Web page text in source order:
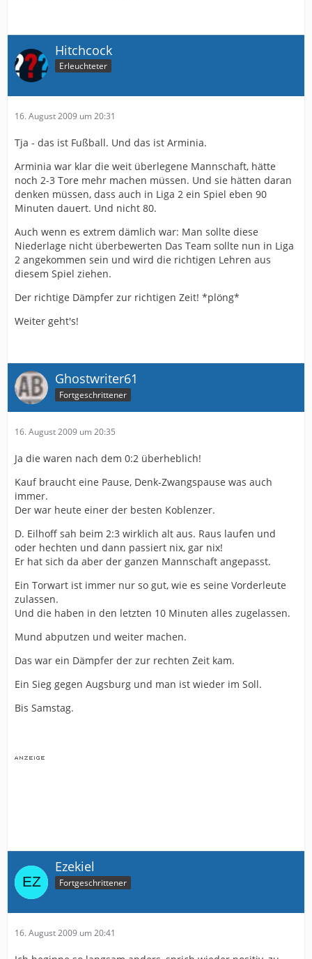
Hitchcock
Erleuchteter
16. August 2009 um 20:31
Tja - das ist Fußball. Und das ist Arminia.
Arminia war klar die weit überlegene Mannschaft, hätte
noch 2-3 Tore mehr machen müssen. Und sie hätten daran
denken müssen, dass auch in Liga 2 ein Spiel eben 90
Minuten dauert. Und nicht 80.
Auch wenn es extrem dämlich war: Man sollte diese
Niederlage nicht überbewerten Das Team sollte nun in Liga
2 angekommen sein und wird die richtigen Lehren aus
diesem Spiel ziehen.
Der richtige Dämpfer zur richtigen Zeit! *plöng*
Weiter geht's!
Ghostwriter61
Fortgeschrittener
16. August 2009 um 20:35
Ja die waren nach dem 0:2 überheblich!
Kauf braucht eine Pause, Denk-Zwangspause was auch
immer.
Der war heute einer der besten Koblenzer.
D. Eilhoff sah beim 2:3 wirklich alt aus. Raus laufen und
oder hechten und dann passiert nix, gar nix!
Er hat sich da aber der ganzen Mannschaft angepasst.
Ein Torwart ist immer nur so gut, wie es seine Vorderleute
zulassen.
Und die haben in den letzten 10 Minuten alles zugelassen.
Mund abputzen und weiter machen.
Das war ein Dämpfer der zur rechten Zeit kam.
Ein Sieg gegen Augsburg und man ist wieder im Soll.
Bis Samstag.
Ezekiel
Fortgeschrittener
16. August 2009 um 20:41